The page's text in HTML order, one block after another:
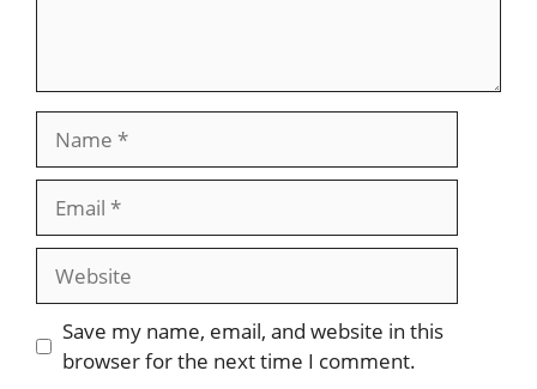
Website
Save my name, email, and website in this
browser for the next time I comment.